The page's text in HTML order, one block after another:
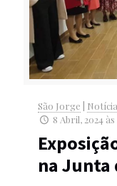
São Jorge
8 Abril, 2024 às
na Junta